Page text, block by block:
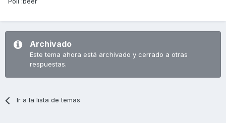
Archivado
Este tema ahora está archivado y cerrado a otras
respuestas.
Ir a la lista de temas